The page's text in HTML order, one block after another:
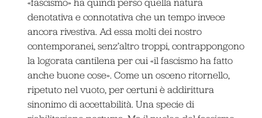
«fascismo» ha quindi perso quella natura
denotativa e connotativa che un tempo invece
ancora rivestiva. Ad essa molti dei nostro
contemporanei, senz’altro troppi, contrappongono
la logorata cantilena per cui «il fascismo ha fatto
anche buone cose». Come un osceno ritornello,
ripetuto nel vuoto, per certuni è addirittura
sinonimo di accettabilità. Una specie di